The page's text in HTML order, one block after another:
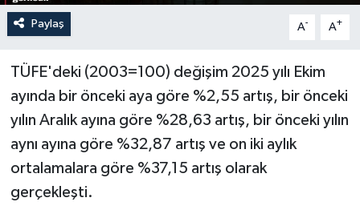
Paylaş A- A+
TÜFE'deki (2003=100) değişim 2025 yılı Ekim
ayında bir önceki aya göre %2,55 artış, bir önceki
yılın Aralık ayına göre %28,63 artış, bir önceki yılın
aynı ayına göre %32,87 artış ve on iki aylık
ortalamalara göre %37,15 artış olarak
gerçekleşti.